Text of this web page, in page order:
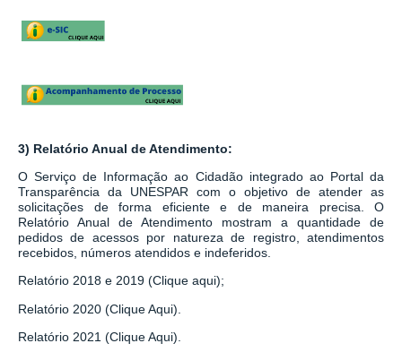
3) Relatório Anual de Atendimento:
O Serviço de Informação ao Cidadão integrado aoPortal da
Transparência da UNESPAR
com o objetivo de atender as
solicitações de forma eficiente e de maneira precisa. O
Relatório Anual de Atendimento mostram a quantidade de
pedidos de acessos por natureza de registro, atendimentos
recebidos, números atendidos e indeferidos.
Relatório 2018 e 2019 (Clique aqui);
Relatório 2020 (Clique Aqui).
Relatório 2021 (Clique Aqui).